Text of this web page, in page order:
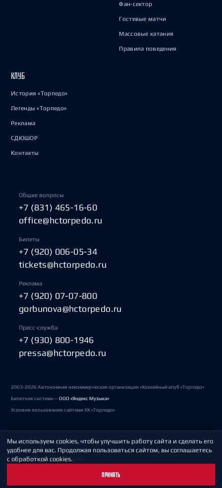
Фан-сектор
Гостевые матчи
Массовые катания
Правила поведения
КЛУБ
История «Торпедо»
Легенды «Торпедо»
Реклама
СДЮШОР
Контакты
Общие вопросы
+7 (831) 465-16-60
office@hctorpedo.ru
Билеты
+7 (920) 006-05-34
tickets@hctorpedo.ru
Реклама
+7 (920) 07-07-800
gorbunova@hctorpedo.ru
Пресс-служба
+7 (930) 800-1946
pressa@hctorpedo.ru
2003-2026 Автономная некоммерческая организация «Хоккейный клуб «Торпедо»
Билетная система —ООО «Яндекс Музыка»
Условия пользования сайтами ХК «Торпедо»
Политика обработки персональных данных
Пользовательское соглашение
Мы используем cookies, чтобы улучшить работу сайта и сделать его
удобнее для вас. Продолжая пользоваться сайтом, вы соглашаетесь
с обработкой cookies.
ПРИНЯТЬ